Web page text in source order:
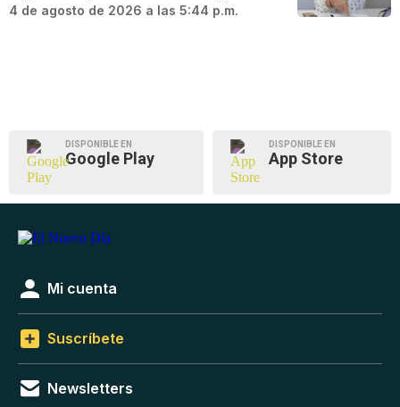
4 de agosto de 2026 a las 5:44 p.m.
DISPONIBLE EN
Google Play
DISPONIBLE EN
App Store
Mi cuenta
Suscríbete
Newsletters